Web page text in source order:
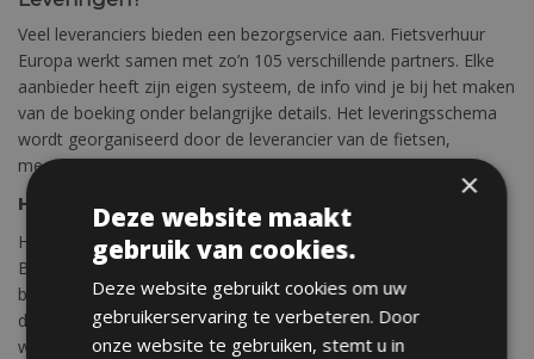
Veel leveranciers bieden een bezorgservice aan. Fietsverhuur
Europa werkt samen met zo’n 105 verschillende partners. Elke
aanbieder heeft zijn eigen systeem, de info vind je bij het maken
van de boeking onder belangrijke details. Het leveringsschema
wordt georganiseerd door de leverancier van de fietsen,
meestal 4-5 dagen voor de startdatum van uw fietsverhuur.
Huurduur?
Het fietsverhuursysteem is altijd gebaseerd op kalenderdagen.
Bijvoorbeeld: Als u besluit om ‘s ochtends een fiets terug te
brengen wordt dit als een volledige dag beschouwd, aangezien
deze fiets niet op dezelfde dag aan een andere klant kan
worden verhuurd vanwege het schoonmaken en repareren van
×
Deze website maakt
gebruik van cookies.
Deze website gebruikt cookies om uw
gebruikerservaring te verbeteren. Door
onze website te gebruiken, stemt u in